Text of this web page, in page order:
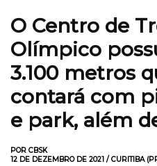
O Centro de
Olímpico
3.100 metros
contará com
e park, além
POR CBSK
12 DE DEZEMBRO DE 2021 / CURITIBA